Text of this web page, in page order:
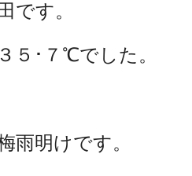
です。
５･７℃でした。
雨明けです。